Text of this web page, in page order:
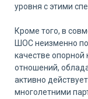
уровня с этими
Кроме того, в
ШОС неизменно
качестве
отношений,
активно
многолетними